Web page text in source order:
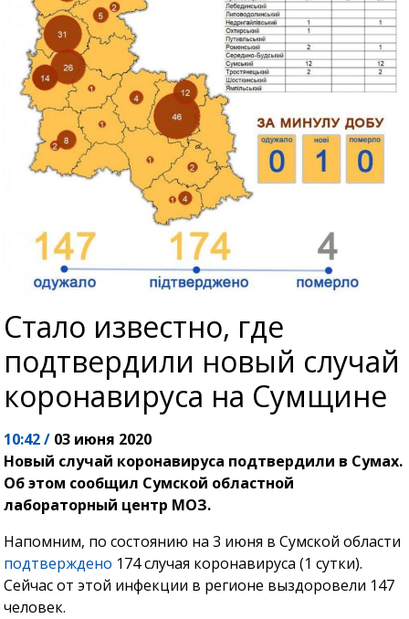
Стало известно, где
подтвердили новый случай
коронавируса на Сумщине
10:42 / 03 июня 2020
Новый случай коронавируса подтвердили в Сумах.
Об этом сообщил Сумской областной
лабораторный центр МОЗ.
Напомним, по состоянию на 3 июня в Сумской области
подтверждено 174 случая коронавируса (1 сутки).
Сейчас от этой инфекции в регионе выздоровели 147
человек.